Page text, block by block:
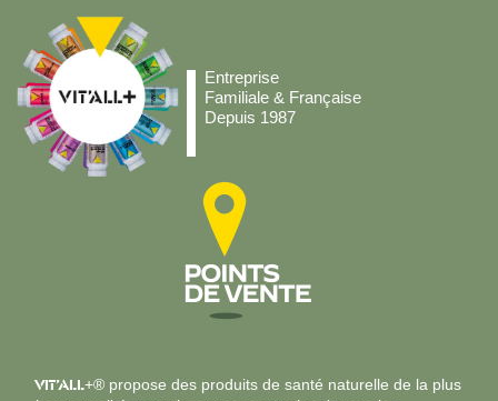
Entreprise
Familiale & Française
Depuis 1987
VIT’ALL+® propose des produits de santé naturelle de la plus